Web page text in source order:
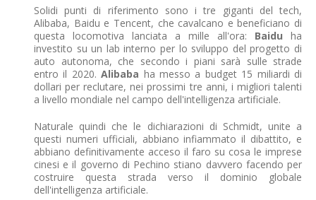
Solidi punti di riferimento sono i tre giganti del tech,
Alibaba, Baidu e Tencent, che cavalcano e beneficiano di
questa locomotiva lanciata a mille all'ora: Baidu ha
investito su un lab interno per lo sviluppo del progetto di
auto autonoma, che secondo i piani sarà sulle strade
entro il 2020.Alibaba ha messo a budget 15 miliardi di
dollari per reclutare, nei prossimi tre anni, i migliori talenti
a livello mondiale nel campo dell'intelligenza artificiale.
Naturale quindi che le dichiarazioni di Schmidt, unite a
questi numeri ufficiali, abbiano infiammato il dibattito, e
abbiano definitivamente acceso il faro su cosa le imprese
cinesi e il governo di Pechino stiano davvero facendo per
costruire questa strada verso il dominio globale
dell'intelligenza artificiale.